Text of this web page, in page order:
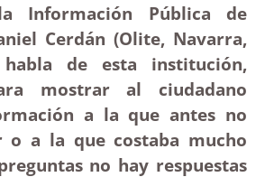
Información Pública de
Cerdán (Olite, Navarra,
habla de esta institución,
mostrar al ciudadano
a la que antes no
o a la que costaba mucho
no hay respuestas